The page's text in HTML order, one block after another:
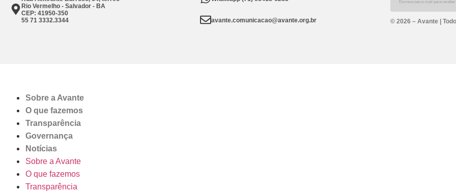
Rio Vermelho - Salvador - BA
CEP: 41950-350
55 71 3332.3344
avante.comunicacao@avante.org.br © 2026 – Avante |
Sobre a Avante
O que fazemos
Transparência
Governança
Notícias
Sobre a Avante
O que fazemos
Transparência